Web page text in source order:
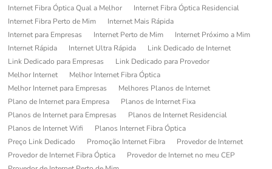
Internet Fibra Óptica Qual a Melhor
Internet Fibra Óptica Residencial
Internet Fibra Perto de Mim
Internet Mais Rápida
Internet para Empresas
Internet Perto de Mim
Internet Próximo a Mim
Internet Rápida
Internet Ultra Rápida
Link Dedicado de Internet
Link Dedicado para Empresas
Link Dedicado para Provedor
Melhor Internet
Melhor Internet Fibra Óptica
Melhor Internet para Empresas
Melhores Planos de Internet
Plano de Internet para Empresa
Planos de Internet Fixa
Planos de Internet para Empresas
Planos de Internet Residencial
Planos de Internet Wifi
Planos Internet Fibra Óptica
Preço Link Dedicado
Promoção Internet Fibra
Provedor de Internet
Provedor de Internet Fibra Óptica
Provedor de Internet no meu CEP